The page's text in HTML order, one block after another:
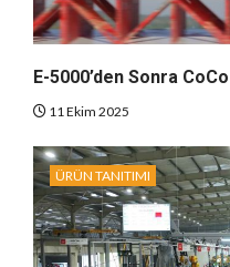
E-5000’den Sonra
11 Ekim 2025
ÜRÜN TANITIMI